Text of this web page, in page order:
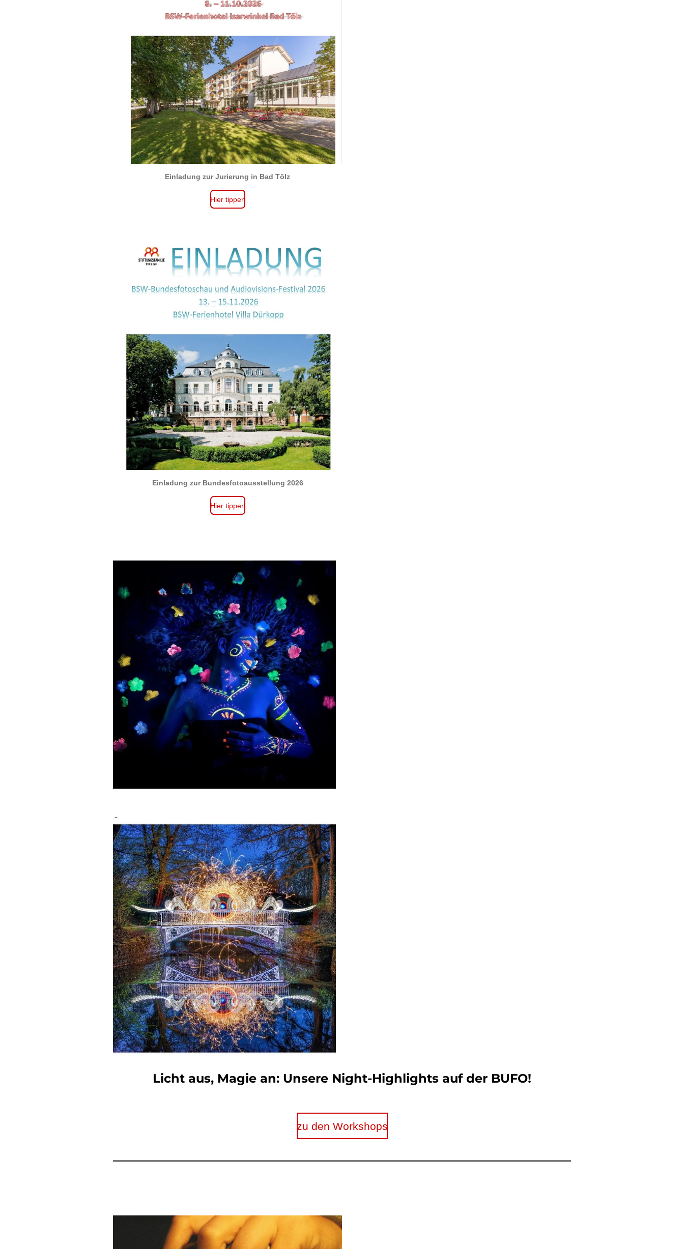
Einladung zur Jurierung in Bad Tölz
Hier tippen
Einladung zur Bundesfotoausstellung 2026
Hier tippen
Licht aus, Magie an: Unsere Night-Highlights auf der BUFO!
zu den Workshops